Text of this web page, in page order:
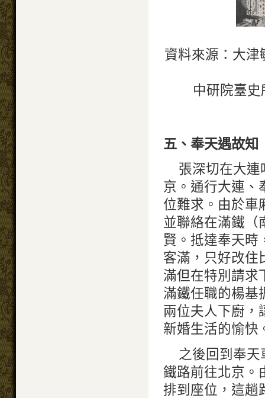
資料來源：大津
中研院臺
五、奉天遇故知
張深切在大
京。通行大連、
位難求。由於車
並聯絡在滿鐵（
賢。抵達奉天時
客滿，只好改住
滿但在特別請求
滿鐵任職的楊基
兩位夫人下廚，
新婚生活的愉快
之後回到奉
鐵路前往北京。
排到座位，這趟